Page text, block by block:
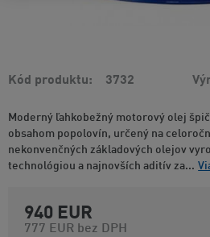
Kód produktu 3732
Moderný ľahkobežný motorový olej
obsahom popolovín, určený na
nekonvenčných základových olejov
technológiou a najnovších aditív za...
940 EUR
777 EUR bez DPH